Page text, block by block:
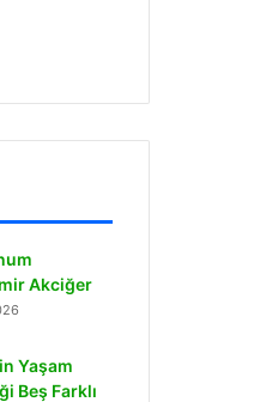
Akciğer
Yaşam
Beş Farklı